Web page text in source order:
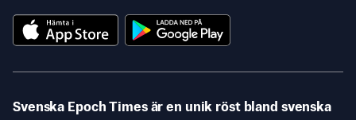
Svenska Epoch Times är en unik röst bland svenska